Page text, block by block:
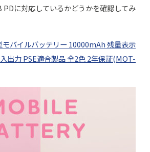
PDに対応しているかどうかを確認してみ
モバイルバッテリー 10000mAh 残量表示
出力 PSE適合製品 全2色 2年保証(MOT-